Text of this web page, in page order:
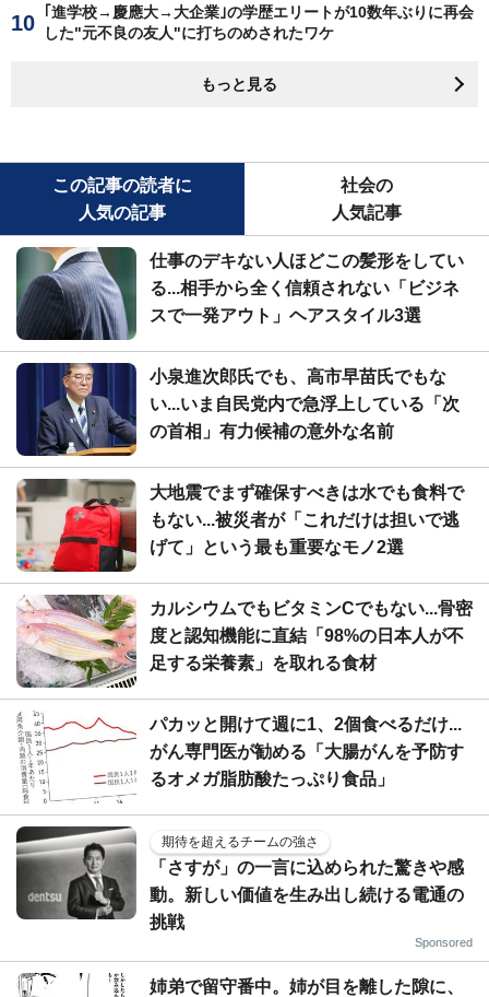
｢進学校→慶應大→大企業｣の学歴エリートが10数年ぶりに再会
した"元不良の友人"に打ちのめされたワケ
もっと見る
この記事の読者に
人気の記事
社会の
人気記事
仕事のデキない人ほどこの髪形をしてい
る...相手から全く信頼されない「ビジネ
スで一発アウト」ヘアスタイル3選
小泉進次郎氏でも、高市早苗氏でもな
い...いま自民党内で急浮上している「次
の首相」有力候補の意外な名前
大地震でまず確保すべきは水でも食料で
もない...被災者が「これだけは担いで逃
げて」という最も重要なモノ2選
カルシウムでもビタミンCでもない...骨密
度と認知機能に直結「98%の日本人が不
足する栄養素」を取れる食材
パカッと開けて週に1、2個食べるだけ...
がん専門医が勧める「大腸がんを予防す
るオメガ脂肪酸たっぷり食品」
期待を超えるチームの強さ
「さすが」の一言に込められた驚きや感
動。新しい価値を生み出し続ける電通の
挑戦
Sponsored
姉弟で留守番中。姉が目を離した隙に、